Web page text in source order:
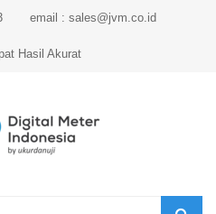
email : sales@jvm.co.id
Hasil Akurat